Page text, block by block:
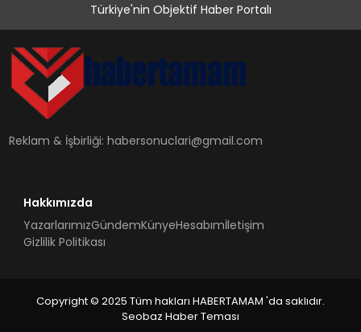
Türkiye'nin Objektif Haber Portalı
Reklam & İşbirliği:habersonuclari@gmail.com
Hakkımızda
YazarlarımızGündemKünyeHesabımİletişim
Gizlilik Politikası
Copyright © 2025 Tüm hakları HABERTAMAM 'da saklıdır.
Seobaz Haber Teması